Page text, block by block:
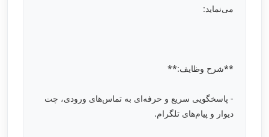
می‌نماید:
**شرح وظایف:**
- پاسخگویی سریع و حرفه‌ای به تماس‌های ورودی، چت
دیوار و پیام‌های تلگرام.